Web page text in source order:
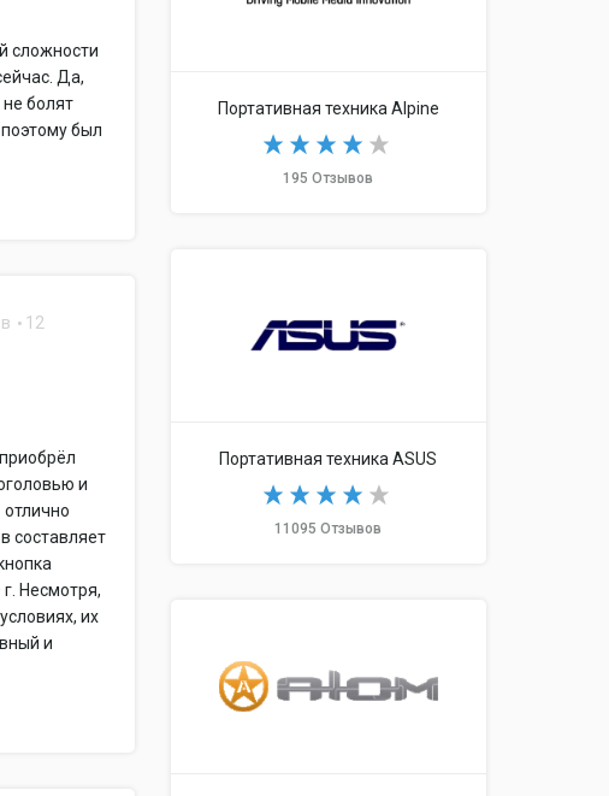
сложности
Да,
болят
был
12
и
составляет
Несмотря,
их
и
Портативная техника Alpine
195 Отзывов
Портативная техника ASUS
11095 Отзывов